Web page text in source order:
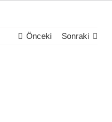
Önceki Sonraki